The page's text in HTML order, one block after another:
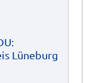
Lüneburg